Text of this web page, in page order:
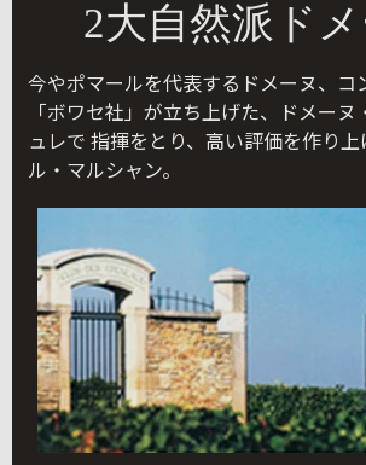
2大自然派ドメ
今やポマールを代表するドメーヌ、コ
「ボワセ社」が立ち上げた、ドメー
ュレで 指揮をとり、高い評価を作り
ル・マルシャン。